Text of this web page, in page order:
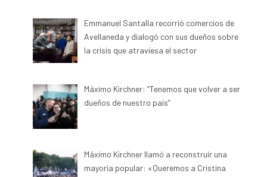
Emmanuel Santalla recorrió comercios de
Avellaneda y dialogó con sus dueños sobre
la crisis que atraviesa el sector
Máximo Kirchner: “Tenemos que volver a ser
dueños de nuestro país”
Máximo Kirchner llamó a reconstruir una
mayoría popular: «Queremos a Cristina